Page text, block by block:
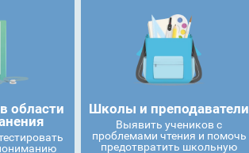
области
Школы и преподаватели
Выявить учеников с
проблемами чтения и помочь
предотвратить школьную